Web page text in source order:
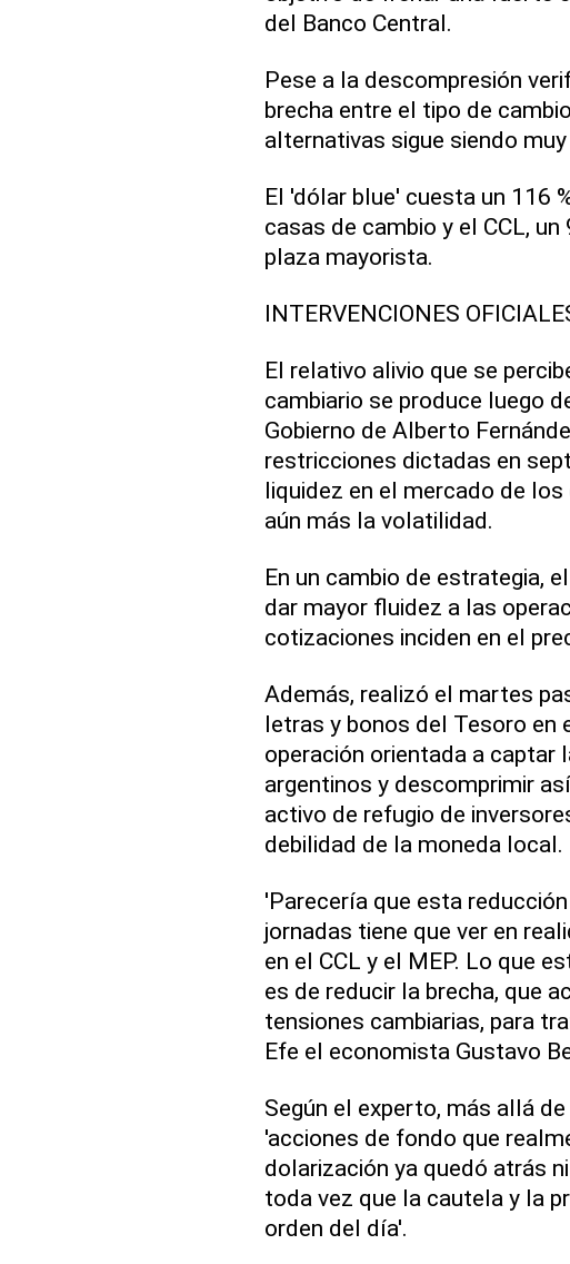
del Banco Central.
Pese a la descompresión
brecha entre el tipo de
alternativas sigue siendo
El 'dólar blue' cuesta un 116
casas de cambio y el CCL,
plaza mayorista.
INTERVENCIONES
El relativo alivio que se
cambiario se produce luego
Gobierno de Alberto
restricciones dictadas en
liquidez en el mercado de
aún más la volatilidad.
En un cambio de estrategia,
dar mayor fluidez a las
cotizaciones inciden en el
Además, realizó el martes
letras y bonos del Tesoro en
operación orientada a captar
argentinos y descomprimir
activo de refugio de
debilidad de la moneda local.
'Parecería que esta
jornadas tiene que ver en
en el CCL y el MEP. Lo que
es de reducir la brecha, que
tensiones cambiarias, para
Efe el economista Gustavo
Según el experto, más allá
'acciones de fondo que
dolarización ya quedó atrás
toda vez que la cautela y la
orden del día'.